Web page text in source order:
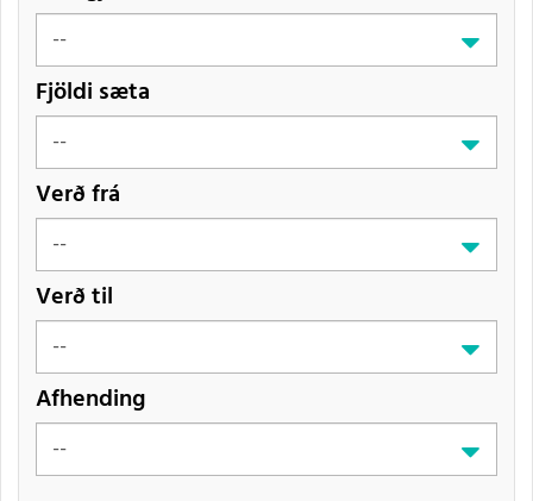
Fjöldi sæta
Verð frá
Verð til
Afhending